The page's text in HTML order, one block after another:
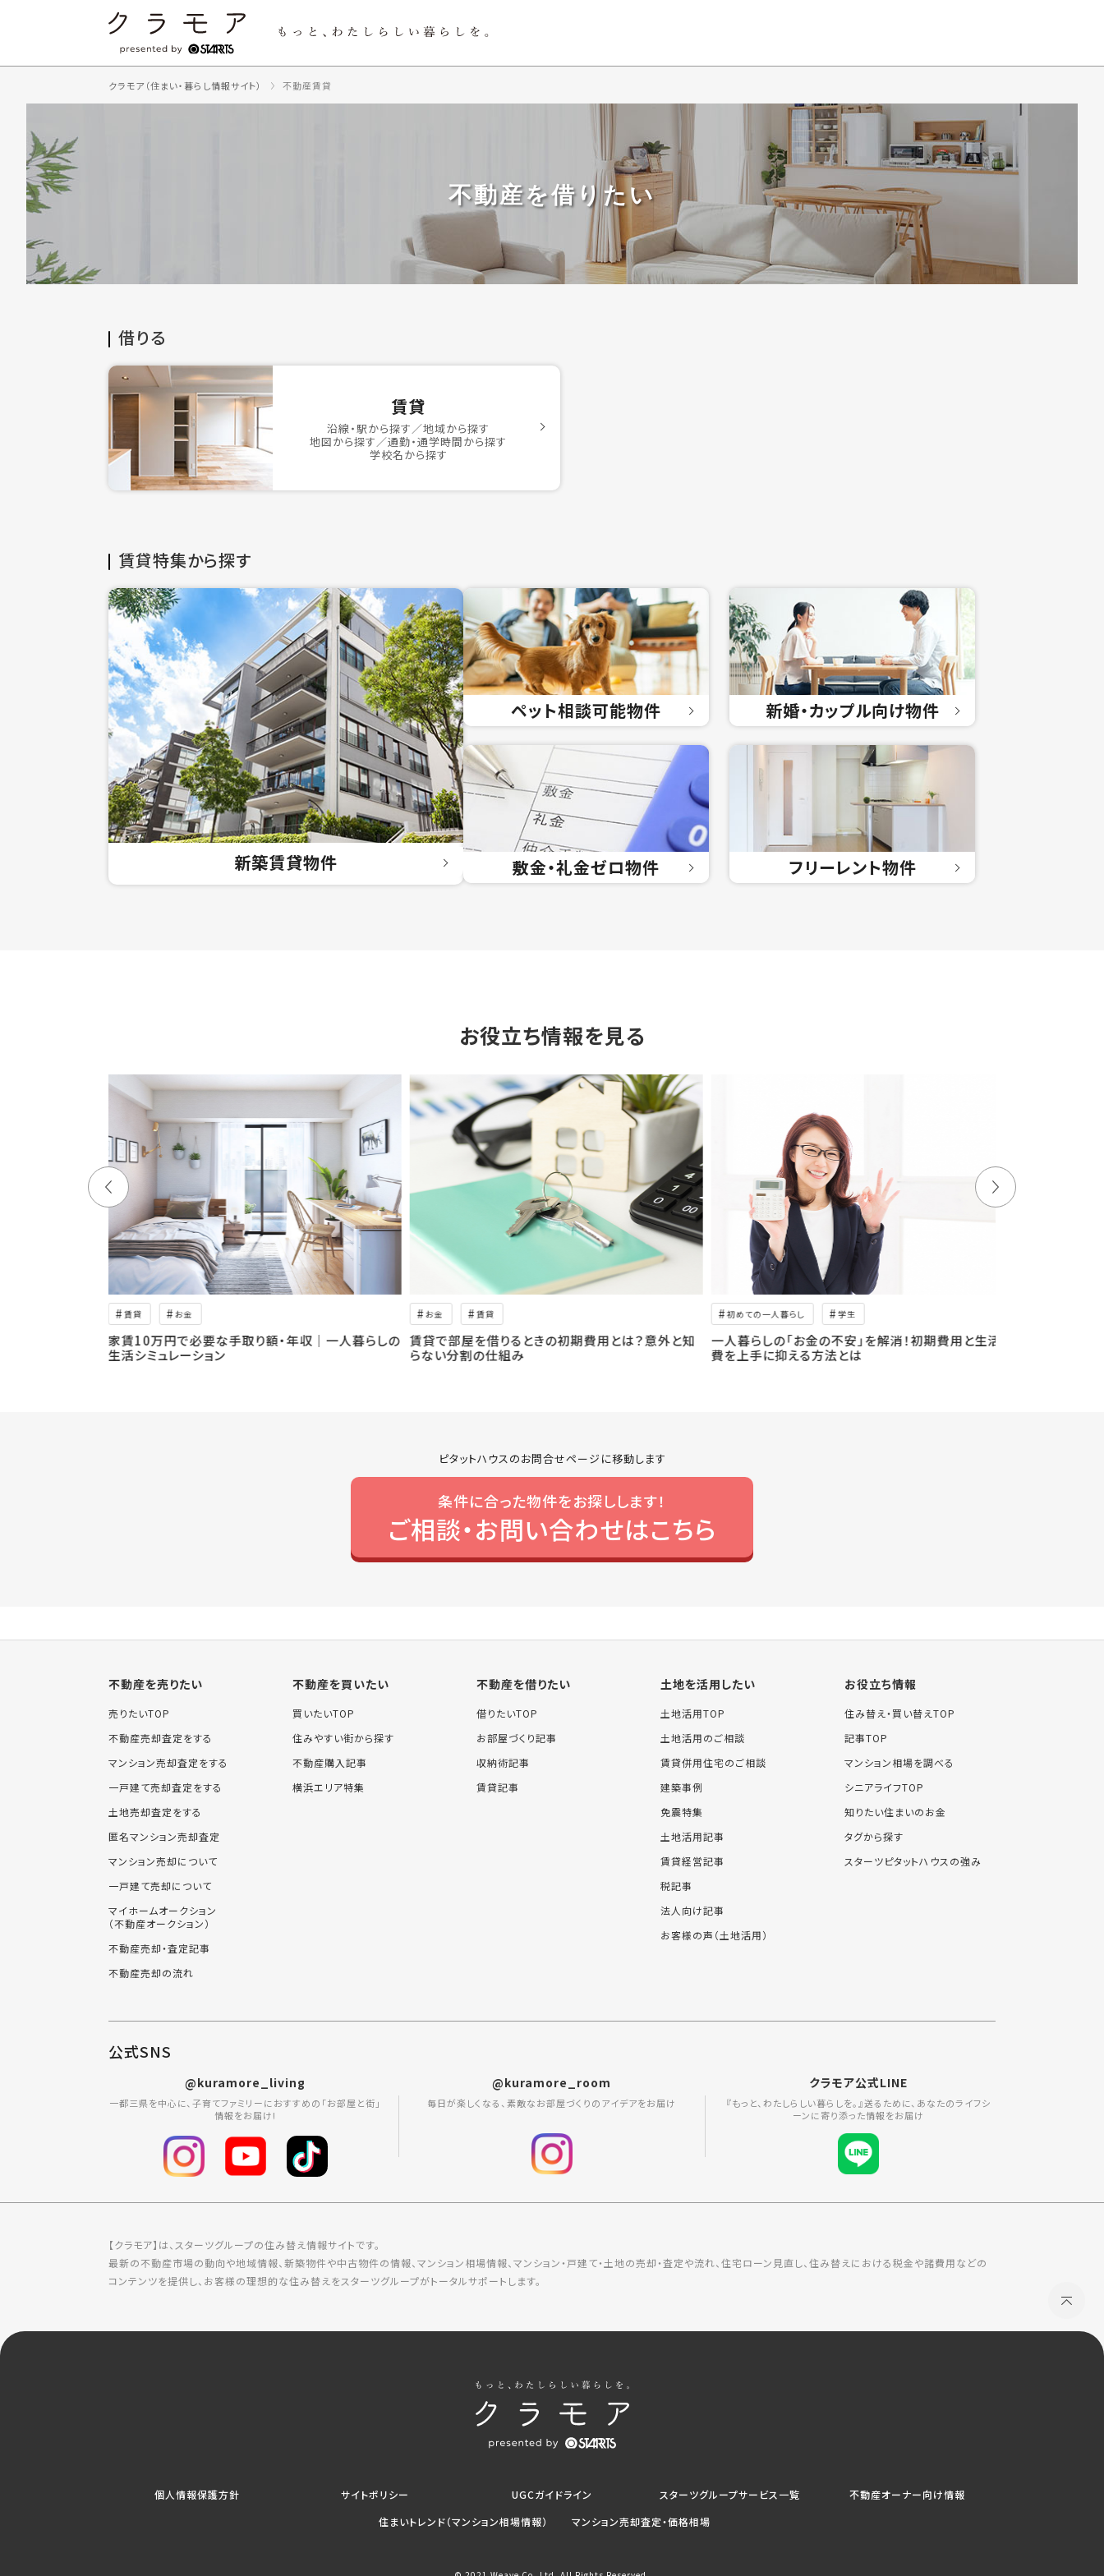
クラモア（住まい・暮らし情報サイト） 不動産賃貸
不動産を借りたい
借りる
賃貸
沿線・駅から探す／地域から探す
地図から探す／通勤・通学時間から探す
学校名から探す
賃貸特集から探す
新築賃貸物件
ペット相談可能物件 新婚・カップル向け物件
敷金・礼金ゼロ物件 フリーレント物件
お役立ち情報を見る
賃貸 お金
家賃10万円で必要な手取り額・年収｜一人暮らしの
生活シミュレーション
お金 賃貸
賃貸で部屋を借りるときの初期費用とは？意外と知
らない分割の仕組み
初めての一人暮らし 学生
一人暮らしの「お金の不安」を解消！初期費用と生活
費を上手に抑える方法とは
ピタットハウスのお問合せページに移動します
条件に合った物件をお探しします！
ご相談・お問い合わせはこちら
不動産を売りたい
売りたいTOP
不動産売却査定をする
マンション売却査定をする
一戸建て売却査定をする
土地売却査定をする
匿名マンション売却査定
マンション売却について
一戸建て売却について
マイホームオークション
（不動産オークション）
不動産売却・査定記事
不動産売却の流れ
不動産を買いたい
買いたいTOP
住みやすい街から探す
不動産購入記事
横浜エリア特集
不動産を借りたい
借りたいTOP
お部屋づくり記事
収納術記事
賃貸記事
土地を活用したい
土地活用TOP
土地活用のご相談
賃貸併用住宅のご相談
建築事例
免震特集
土地活用記事
賃貸経営記事
税記事
法人向け記事
お客様の声（土地活用）
お役立ち情報
住み替え・買い替えTOP
記事TOP
マンション相場を調べる
シニアライフTOP
知りたい住まいのお金
タグから探す
スターツピタットハウスの強み
公式SNS
@kuramore_living
一都三県を中心に、子育てファミリーにおすすめの「お部屋と街」
情報をお届け!
@kuramore_room
毎日が楽しくなる、素敵なお部屋づくりのアイデアをお届け
クラモア公式LINE
『もっと、わたしらしい暮らしを。』送るために、あなたのライフシ
ーンに寄り添った情報をお届け
【クラモア】は、スターツグループの住み替え情報サイトです。
最新の不動産市場の動向や地域情報、新築物件や中古物件の情報、マンション相場情報、マンション・戸建て・土地の売却・査定や流れ、住宅ローン見直し、住み替えにおける税金や諸費用などの
コンテンツを提供し、お客様の理想的な住み替えをスターツグループがトータルサポートします。
個人情報保護方針 サイトポリシー UGCガイドライン スターツグループサービス一覧
不動産オーナー向け情報
住まいトレンド（マンション相場情報）
マンション売却査定・価格相場